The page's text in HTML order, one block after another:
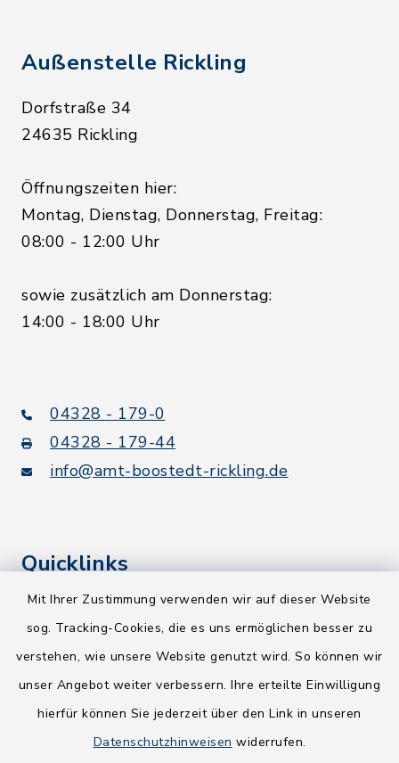
Mit Ihrer Zustimmung verwenden wir auf dieser Website
sog. Tracking-Cookies, die es uns ermöglichen besser zu
verstehen, wie unsere Website genutzt wird. So können wir
unser Angebot weiter verbessern. Ihre erteilte Einwilligung
hierfür können Sie jederzeit über den Link in unseren
Datenschutzhinweisen widerrufen.
Außenstelle Rickling
Dorfstraße 34
24635 Rickling
Öffnungszeiten hier:
Montag, Dienstag, Donnerstag, Freitag:
08:00 - 12:00 Uhr
sowie zusätzlich am Donnerstag:
14:00 - 18:00 Uhr
04328 - 179-0
04328 - 179-44
info@amt-boostedt-rickling.de
Quicklinks
Kreis Segeberg
NEU! Amtsbroschüre 2026
Holsteiner Auenland